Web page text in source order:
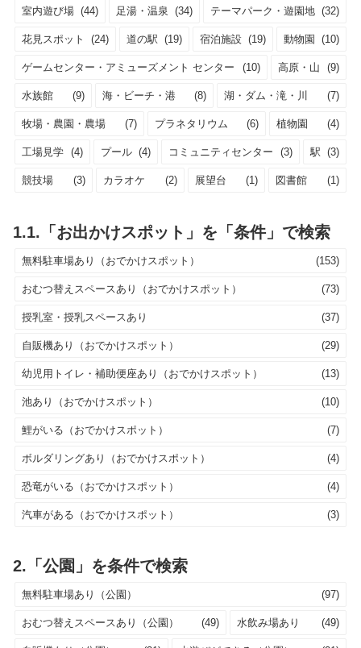
室内遊び場 (44) 足湯・温泉 (34) テーマパーク・遊園地 (32)
花見スポット (24) 道の駅 (19) 宿泊施設 (19) 動物園 (10)
ゲームセンター・アミューズメント センター (10) 高原・山 (9)
水族館 (9) 海・ビーチ・港 (8) 湖・ダム・滝・川 (7)
牧場・農園・農場 (7) プラネタリウム (6) 植物園 (4)
工場見学 (4) プール (4) コミュニティセンター (3) 駅 (3)
競技場 (3) カラオケ (2) 展望台 (1) 図書館 (1)
1.1.「お出かけスポット」を「条件」で検索
無料駐車場あり（おでかけスポット） (153)
おむつ替えスペースあり（おでかけスポット） (73)
授乳室・授乳スペースあり (37)
自販機あり（おでかけスポット） (29)
幼児用トイレ・補助便座あり（おでかけスポット） (13)
池あり（おでかけスポット） (10)
鯉がいる（おでかけスポット） (7)
ボルダリングあり（おでかけスポット） (4)
恐竜がいる（おでかけスポット） (4)
汽車がある（おでかけスポット） (3)
2.「公園」を条件で検索
無料駐車場あり（公園） (97)
おむつ替えスペースあり（公園） (49) 水飲み場あり (49)